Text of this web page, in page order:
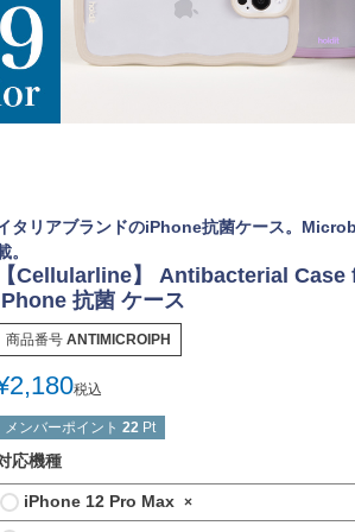
タリアブランドのiPhone抗菌ケース。
。
Cellularline】 Antibacterial Case
抗菌 ケース
商品番号 ANTIMICROIPH
2,180税込
メンバーポイント 22 Pt
応機種
iPhone 12 Pro Max ×